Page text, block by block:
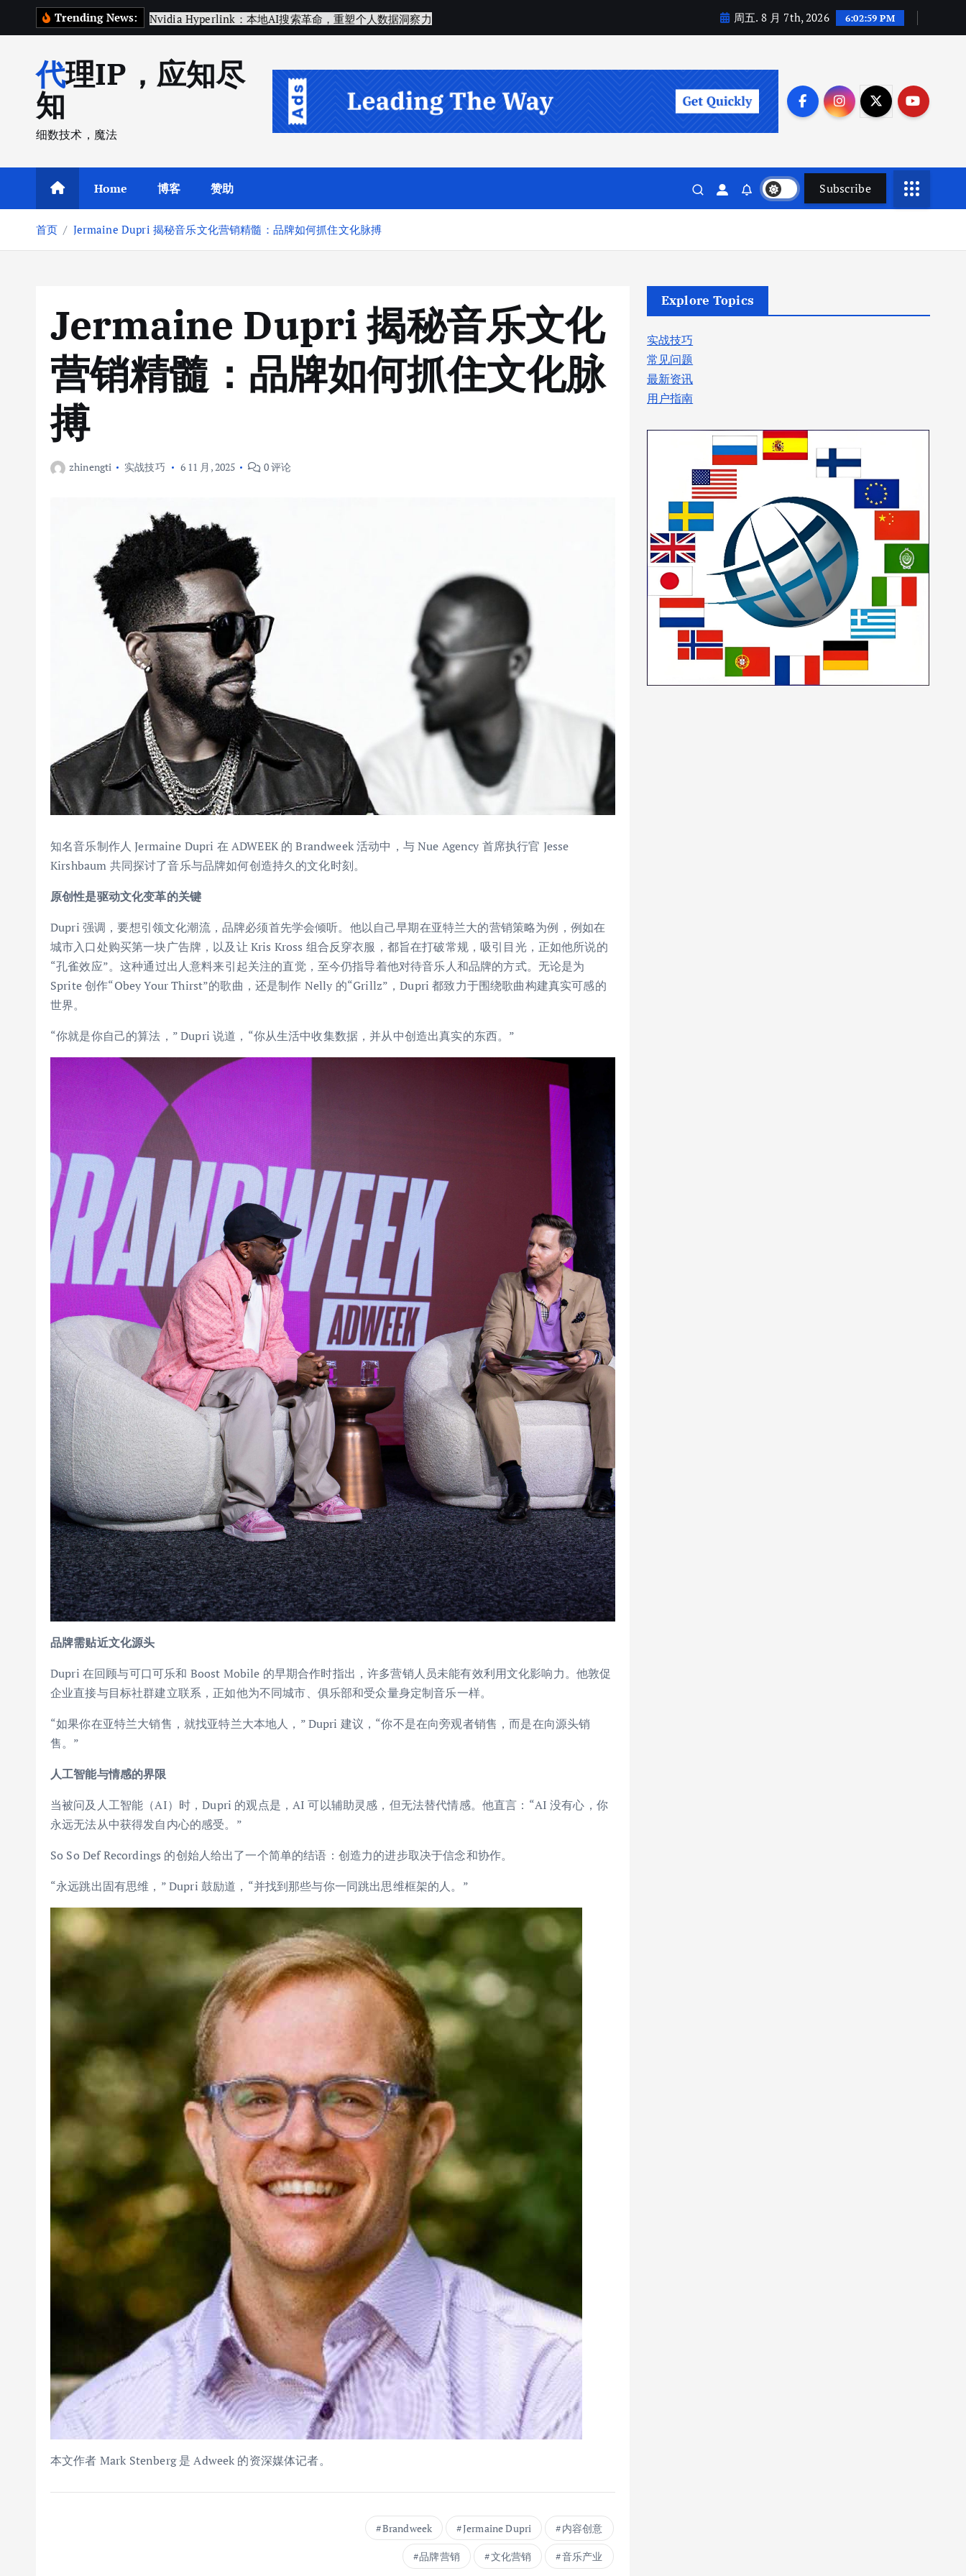
Trending News: TechC 周五. 8 月 7th, 2026 6:03:00 PM
代理IP，应知尽
知
细数技术，魔法
Home 博客 赞助 Subscribe
首页 Jermaine Dupri 揭秘音乐文化营销精髓：品牌如何抓住文化脉搏
Jermaine Dupri 揭秘音乐文化
营销精髓：品牌如何抓住文化脉
搏
zhinengti 实战技巧 6 11 月, 2025 0 评论
知名音乐制作人 Jermaine Dupri 在 ADWEEK 的 Brandweek 活动中，与 Nue Agency 首席执行官 Jesse
Kirshbaum 共同探讨了音乐与品牌如何创造持久的文化时刻。
原创性是驱动文化变革的关键
Dupri 强调，要想引领文化潮流，品牌必须首先学会倾听。他以自己早期在亚特兰大的营销策略为例，例如在
城市入口处购买第一块广告牌，以及让 Kris Kross 组合反穿衣服，都旨在打破常规，吸引目光，正如他所说的
“孔雀效应”。这种通过出人意料来引起关注的直觉，至今仍指导着他对待音乐人和品牌的方式。无论是为
Sprite 创作“Obey Your Thirst”的歌曲，还是制作 Nelly 的“Grillz”，Dupri 都致力于围绕歌曲构建真实可感的
世界。
“你就是你自己的算法，” Dupri 说道，“你从生活中收集数据，并从中创造出真实的东西。”
品牌需贴近文化源头
Dupri 在回顾与可口可乐和 Boost Mobile 的早期合作时指出，许多营销人员未能有效利用文化影响力。他敦促
企业直接与目标社群建立联系，正如他为不同城市、俱乐部和受众量身定制音乐一样。
“如果你在亚特兰大销售，就找亚特兰大本地人，” Dupri 建议，“你不是在向旁观者销售，而是在向源头销
售。”
人工智能与情感的界限
当被问及人工智能（AI）时，Dupri 的观点是，AI 可以辅助灵感，但无法替代情感。他直言：“AI 没有心，你
永远无法从中获得发自内心的感受。”
So So Def Recordings 的创始人给出了一个简单的结语：创造力的进步取决于信念和协作。
“永远跳出固有思维，” Dupri 鼓励道，“并找到那些与你一同跳出思维框架的人。”
本文作者 Mark Stenberg 是 Adweek 的资深媒体记者。
Brandweek Jermaine Dupri 内容创意
品牌营销 文化营销 音乐产业
Explore Topics
实战技巧
常见问题
最新资讯
用户指南